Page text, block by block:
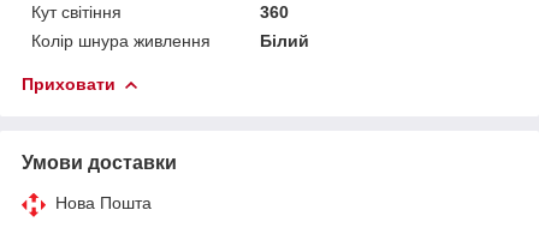
Кут світіння
360
Колір шнура живлення
Білий
Приховати
Умови доставки
Нова Пошта